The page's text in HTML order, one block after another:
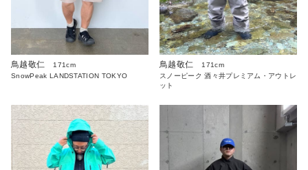
鳥越敬仁
171cm
SnowPeak LANDSTATION TOKYO
鳥越敬仁
171cm
スノーピーク 酒々井プレミアム・アウトレ
ット